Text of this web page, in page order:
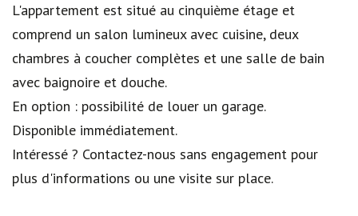
L'appartement est situé au cinquième étage et
comprend un salon lumineux avec cuisine, deux
chambres à coucher complètes et une salle de bain
avec baignoire et douche.
En option : possibilité de louer un garage.
Disponible immédiatement.
Intéressé ? Contactez-nous sans engagement pour
plus d'informations ou une visite sur place.